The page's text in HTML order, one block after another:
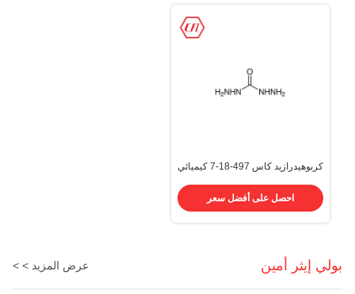
كربوهيدرازيد كاس 497-18-7 كيميائي
هيدرازيد
احصل على أفضل سعر
بولي إيثر أمين عرض المزيد > >